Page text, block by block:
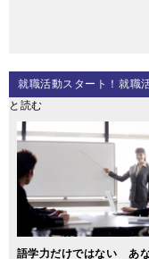
就職活動スタート！就職
と読む
語学力だけではない あ